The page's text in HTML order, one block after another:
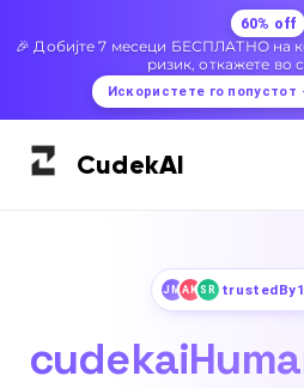
60% off
🎉 Добијте 7 месеци БЕСПЛАТНО на
ризик, откажете во
Искористете го попустот
CudekAI
JMAKSR